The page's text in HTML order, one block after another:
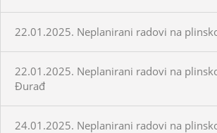
22.01.2025. Neplanirani radovi na
22.01.2025. Neplanirani radovi na
Đurađ
24.01.2025. Neplanirani radovi na